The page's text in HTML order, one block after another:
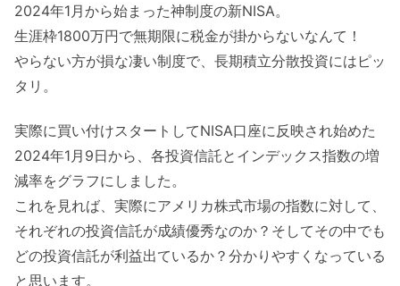
2024年1月から始まった神制度の新NISA。
生涯枠1800万円で無期限に税金が掛からないなんて！
やらない方が損な凄い制度で、長期積立分散投資にはピッ
タリ。
実際に買い付けスタートしてNISA口座に反映され始めた
2024年1月9日から、各投資信託とインデックス指数の増
減率をグラフにしました。
これを見れば、実際にアメリカ株式市場の指数に対して、
それぞれの投資信託が成績優秀なのか？そしてその中でも
どの投資信託が利益出ているか？分かりやすくなっている
と思います。